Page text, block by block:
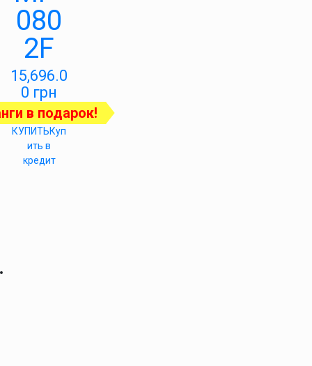
080
2F
15,696.0
0 грн
в подарок!
КУПИТЬКуп
ить в
кредит